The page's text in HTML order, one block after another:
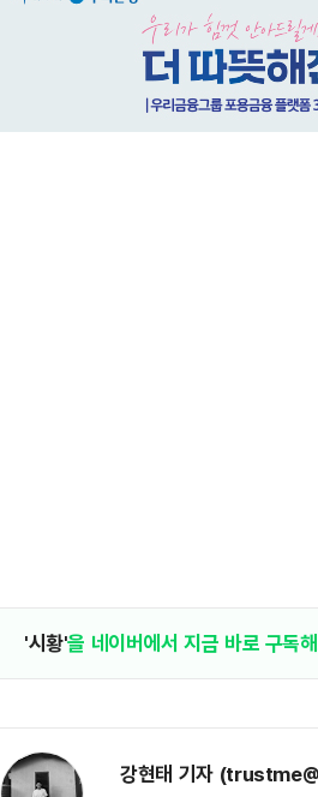
'시황'을 네이버에서 지금 바로 구독
강현태 기자